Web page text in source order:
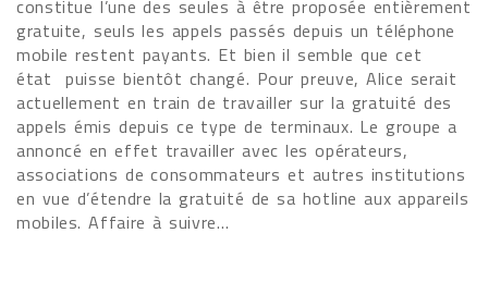
constitue l’une des seules à être proposée entièrement
gratuite, seuls les appels passés depuis un téléphone
mobile restent payants. Et bien il semble que cet
état puisse bientôt changé. Pour preuve, Alice serait
actuellement en train de travailler sur la gratuité des
appels émis depuis ce type de terminaux. Le groupe a
annoncé en effet travailler avec les opérateurs,
associations de consommateurs et autres institutions
en vue d’étendre la gratuité de sa hotline aux appareils
mobiles. Affaire à suivre…